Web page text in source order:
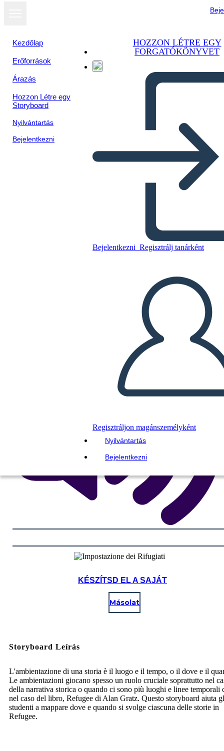
Kezdőlap
Erőforrások
Árazás
Hozzon Létre egy
Storyboard
Nyilvántartás
Bejelentkezni
HOZZON LÉTRE EGY
FORGATÓKÖNYVET
Bejelentkezni Regisztrálj tanárként
Regisztráljon magánszemélyként
Nyilvántartás
Bejelentkezni
Impostazione dei Rifugiati
KÉSZÍTSEN EGY STORYBOARDOT
DIAVETÍTÉS LEJÁTSZÁSA
OLVASS NEKEM
KÉSZÍTSD EL A SAJÁT
Másolat
Storyboard Leírás
L'ambientazione di una storia è il luogo e il tempo, o il dove e il
Le ambientazioni giocano spesso un ruolo cruciale soprattutto nel
della narrativa storica o quando ci sono più luoghi e linee temporali
nel caso del libro, Refugee di Alan Gratz. Questo storyboard aiuta
studenti a mappare dove e quando si svolge ciascuna delle storie in
Refugee.